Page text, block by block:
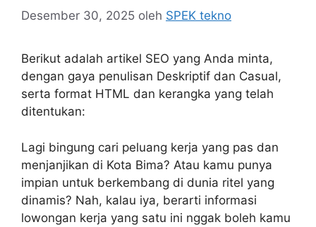
Desember 30, 2025 oleh SPEK tekno
Berikut adalah artikel SEO yang Anda minta,
dengan gaya penulisan Deskriptif dan Casual,
serta format HTML dan kerangka yang telah
ditentukan:
Lagi bingung cari peluang kerja yang pas dan
menjanjikan di Kota Bima? Atau kamu punya
impian untuk berkembang di dunia ritel yang
dinamis? Nah, kalau iya, berarti informasi
lowongan kerja yang satu ini nggak boleh kamu